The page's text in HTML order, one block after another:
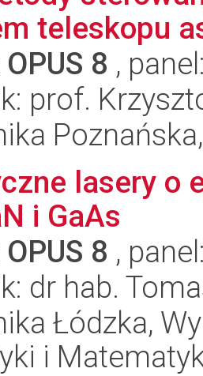
teleskopu
OPUS 8 ,
prof.
lasery o
i GaAs
OPUS 8 ,
dr hab.
Łódzka,
i